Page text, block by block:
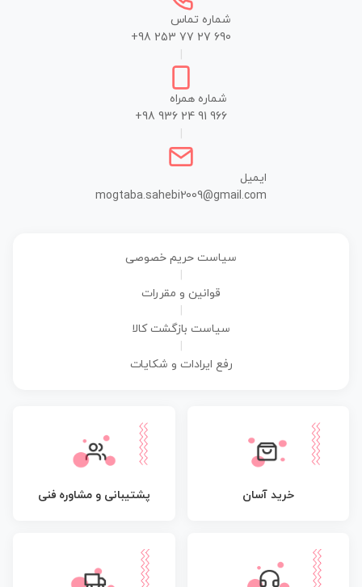
شماره تماس
+98 253 77 27 690
شماره همراه
+98 936 24 91 966
ایمیل
mogtaba.sahebi2009@gmail.com
سیاست حریم خصوصی
قوانین و مقررات
سیاست بازگشت کالا
رفع ایرادات و شکایات
خرید آسان پشتیبانی و مشاوره فنی